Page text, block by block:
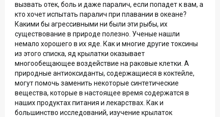
вызвать отек, боль и даже паралич, если попадет к вам, а
кто хочет испытать паралич при плавании в океане?
Какими бы агрессивными ни были эти рыбы, их
существование в природе полезно. Ученые нашли
немало хорошего в их яде. Как и многие другие токсины
из этого списка, яд крылатки оказывает
многообещающее воздействие на раковые клетки. А
природные антиоксиданты, содержащиеся в коктейле,
могут помочь заменить некоторые синтетические
вещества, которые в настоящее время содержатся в
наших продуктах питания и лекарствах. Как и
большинство исследований, изучение крылаток